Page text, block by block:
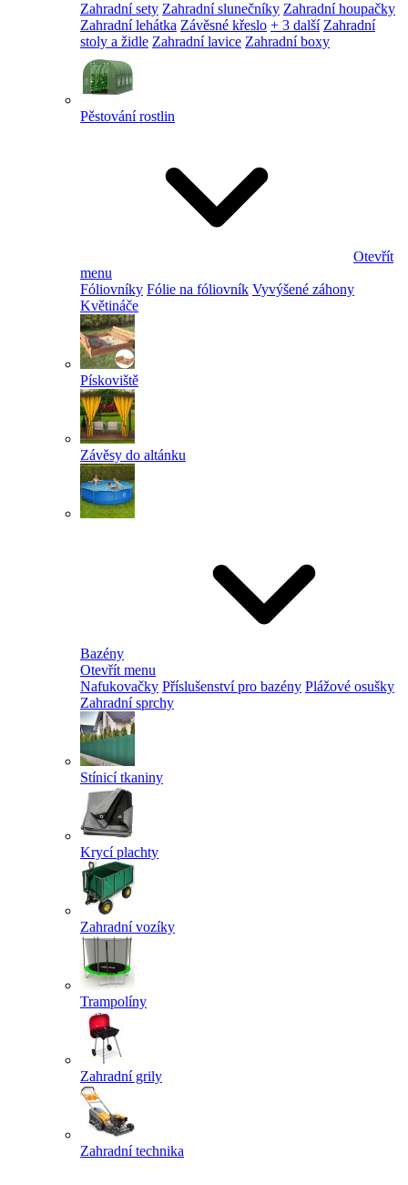
Zahradní sety Zahradní slunečníky Zahradní houpačky
Zahradní lehátka Závěsné křeslo + 3 další Zahradní
stoly a židle Zahradní lavice Zahradní boxy
Pěstování rostlin
Otevřít
menu
Fóliovníky Fólie na fóliovník Vyvýšené záhony
Květináče
Pískoviště
Závěsy do altánku
Bazény
Otevřít menu
Nafukovačky Příslušenství pro bazény Plážové osušky
Zahradní sprchy
Stínicí tkaniny
Krycí plachty
Zahradní vozíky
Trampolíny
Zahradní grily
Zahradní technika